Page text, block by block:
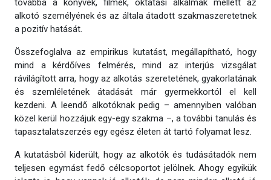
továbbá a könyvek, filmek, oktatási alkalmak mellett az
alkotó személyének és az általa átadott szakmaszeretetnek
a pozitív hatását.
Összefoglalva az empirikus kutatást, megállapítható, hogy
mind a kérdőíves felmérés, mind az interjús vizsgálat
rávilágított arra, hogy az alkotás szeretetének, gyakorlatának
és szemléletének átadását már gyermekkortól el kell
kezdeni. A leendő alkotóknak pedig – amennyiben valóban
közel kerül hozzájuk egy-egy szakma –, a további tanulás és
tapasztalatszerzés egy egész életen át tartó folyamat lesz.
A kutatásból kiderült, hogy az alkotók és tudásátadók nem
teljesen egymást fedő célcsoportot jelölnek. Ahogy egyikük